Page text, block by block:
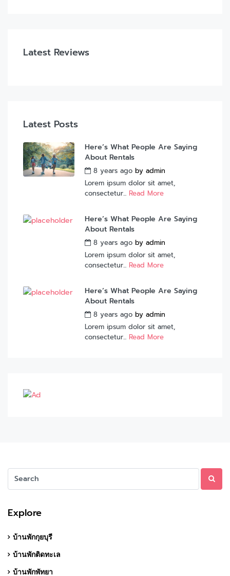
Latest Reviews
Latest Posts
Here’s What People Are Saying
About Rentals
8 years ago by admin
Lorem ipsum dolor sit amet,
consectetur... Read More
Here’s What People Are Saying
About Rentals
8 years ago by admin
Lorem ipsum dolor sit amet,
consectetur... Read More
Here’s What People Are Saying
About Rentals
8 years ago by admin
Lorem ipsum dolor sit amet,
consectetur... Read More
Explore
บ้านพักกุยบุรี
บ้านพักติดทะเล
บ้านพักพัทยา